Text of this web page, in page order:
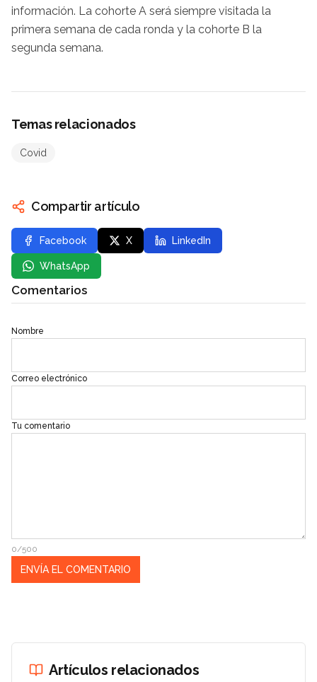
información. La cohorte A será siempre visitada la
primera semana de cada ronda y la cohorte B la
segunda semana.
Temas relacionados
Covid
Compartir artículo
Facebook X LinkedIn
WhatsApp
Comentarios
Nombre
Correo electrónico
Tu comentario
0/500
Artículos relacionados